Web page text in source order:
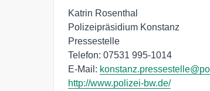
Katrin Rosenthal
Polizeipräsidium Konstanz
Pressestelle
Telefon: 07531 995-1014
E-Mail:
http://www.polizei-bw.de/